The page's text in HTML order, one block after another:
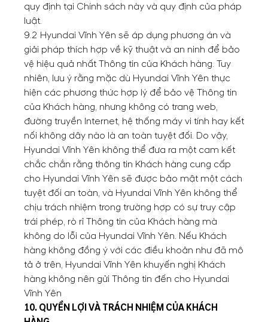
quy định tại Chính sách này và quy định của pháp
luật.
9.2 Hyundai Vĩnh Yên sẽ áp dụng phương án và
giải pháp thích hợp về kỹ thuật và an ninh để bảo
vệ hiệu quả nhất Thông tin của Khách hàng. Tuy
nhiên, lưu ý rằng mặc dù Hyundai Vĩnh Yên thực
hiện các phương thức hợp lý để bảo vệ Thông tin
của Khách hàng, nhưng không có trang web,
đường truyền Internet, hệ thống máy vi tính hay kết
nối không dây nào là an toàn tuyệt đối. Do vậy,
Hyundai Vĩnh Yên không thể đưa ra một cam kết
chắc chắn rằng thông tin Khách hàng cung cấp
cho Hyundai Vĩnh Yên sẽ được bảo mật một cách
tuyệt đối an toàn, và Hyundai Vĩnh Yên không thể
chịu trách nhiệm trong trường hợp có sự truy cập
trái phép, rò rỉ Thông tin của Khách hàng mà
không do lỗi của Hyundai Vĩnh Yên. Nếu Khách
hàng không đồng ý với các điều khoản như đã mô
tả ở trên, Hyundai Vĩnh Yên khuyến nghị Khách
hàng không nên gửi Thông tin đến cho Hyundai
Vĩnh Yên
10. QUYỀN LỢI VÀ TRÁCH NHIỆM CỦA KHÁCH